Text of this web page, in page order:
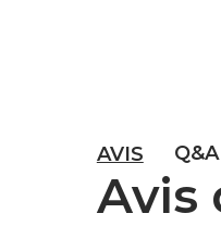
AVIS Q&A
Avis